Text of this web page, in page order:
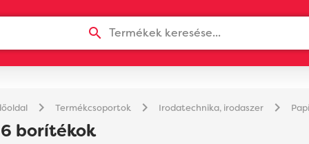
Termékek keresése...
chevron_right Termékcsoportok chevron_right Irodatechnika, irodaszer chevron_right
borítékok